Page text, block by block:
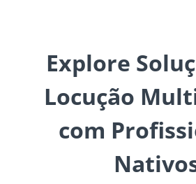
Explore
Locução
com